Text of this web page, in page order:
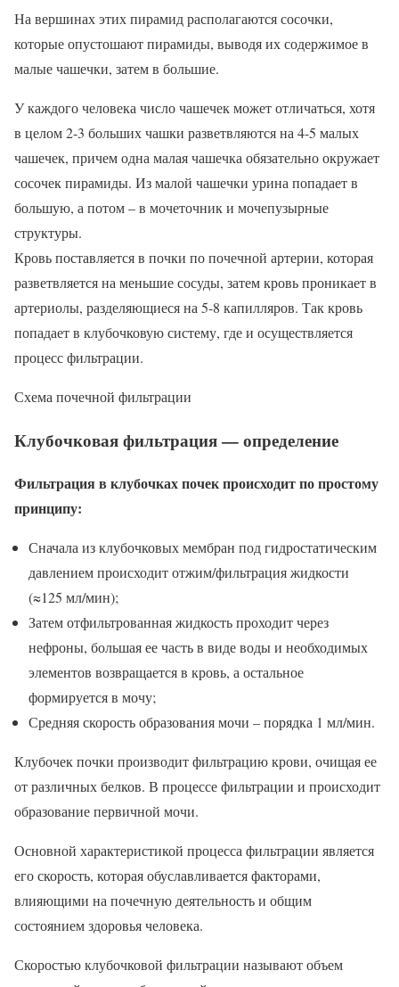
На вершинах этих пирамид располагаются сосочки,
которые опустошают пирамиды, выводя их содержимое в
малые чашечки, затем в большие.
У каждого человека число чашечек может отличаться, хотя
в целом 2-3 больших чашки разветвляются на 4-5 малых
чашечек, причем одна малая чашечка обязательно окружает
сосочек пирамиды. Из малой чашечки урина попадает в
большую, а потом – в мочеточник и мочепузырные
структуры.
Кровь поставляется в почки по почечной артерии, которая
разветвляется на меньшие сосуды, затем кровь проникает в
артериолы, разделяющиеся на 5-8 капилляров. Так кровь
попадает в клубочковую систему, где и осуществляется
процесс фильтрации.
Схема почечной фильтрации
Клубочковая фильтрация — определение
Фильтрация в клубочках почек происходит по простому
принципу:
Сначала из клубочковых мембран под гидростатическим
давлением происходит отжим/фильтрация жидкости
(≈125 мл/мин);
Затем отфильтрованная жидкость проходит через
нефроны, большая ее часть в виде воды и необходимых
элементов возвращается в кровь, а остальное
формируется в мочу;
Средняя скорость образования мочи – порядка 1 мл/мин.
Клубочек почки производит фильтрацию крови, очищая ее
от различных белков. В процессе фильтрации и происходит
образование первичной мочи.
Основной характеристикой процесса фильтрации является
его скорость, которая обуславливается факторами,
влияющими на почечную деятельность и общим
состоянием здоровья человека.
Скоростью клубочковой фильтрации называют объем